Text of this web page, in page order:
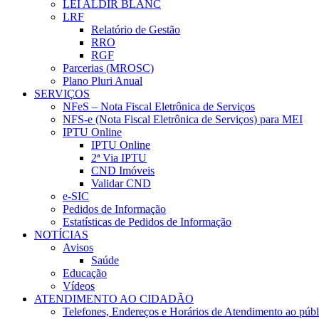
LEI ALDIR BLANC
LRF
Relatório de Gestão
RRO
RGF
Parcerias (MROSC)
Plano Pluri Anual
SERVIÇOS
NFeS – Nota Fiscal Eletrônica de Serviços
NFS-e (Nota Fiscal Eletrônica de Serviços) para MEI
IPTU Online
IPTU Online
2ª Via IPTU
CND Imóveis
Validar CND
e-SIC
Pedidos de Informação
Estatísticas de Pedidos de Informação
NOTÍCIAS
Avisos
Saúde
Educação
Vídeos
ATENDIMENTO AO CIDADÃO
Telefones, Endereços e Horários de Atendimento ao